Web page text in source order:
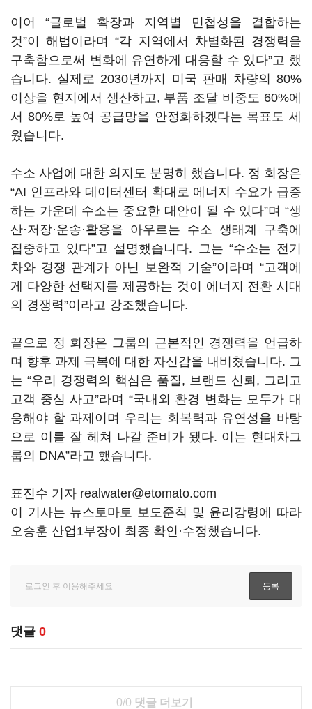
이어 “글로벌 확장과 지역별 민첩성을 결합하는
것”이 해법이라며 “각 지역에서 차별화된 경쟁력을
구축함으로써 변화에 유연하게 대응할 수 있다”고 했
습니다. 실제로 2030년까지 미국 판매 차량의 80%
이상을 현지에서 생산하고, 부품 조달 비중도 60%에
서 80%로 높여 공급망을 안정화하겠다는 목표도 세
웠습니다.
수소 사업에 대한 의지도 분명히 했습니다. 정 회장은
“AI 인프라와 데이터센터 확대로 에너지 수요가 급증
하는 가운데 수소는 중요한 대안이 될 수 있다”며 “생
산·저장·운송·활용을 아우르는 수소 생태계 구축에
집중하고 있다”고 설명했습니다. 그는 “수소는 전기
차와 경쟁 관계가 아닌 보완적 기술”이라며 “고객에
게 다양한 선택지를 제공하는 것이 에너지 전환 시대
의 경쟁력”이라고 강조했습니다.
끝으로 정 회장은 그룹의 근본적인 경쟁력을 언급하
며 향후 과제 극복에 대한 자신감을 내비쳤습니다. 그
는 “우리 경쟁력의 핵심은 품질, 브랜드 신뢰, 그리고
고객 중심 사고”라며 “국내외 환경 변화는 모두가 대
응해야 할 과제이며 우리는 회복력과 유연성을 바탕
으로 이를 잘 헤쳐 나갈 준비가 됐다. 이는 현대차그
룹의 DNA”라고 했습니다.
표진수 기자 realwater@etomato.com
이 기사는 뉴스토마토 보도준칙 및 윤리강령에 따라
오승훈 산업1부장이 최종 확인·수정했습니다.
댓글 0
0/0 댓글 더보기